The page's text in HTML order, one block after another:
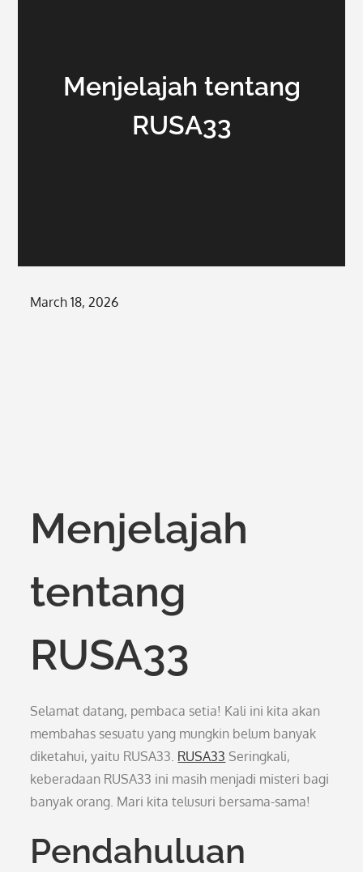
Menjelajah tentang
RUSA33
Posted
March 18, 2026
Menjelajah
tentang
RUSA33
Selamat datang, pembaca setia! Kali ini kita akan
membahas sesuatu yang mungkin belum banyak
diketahui, yaitu RUSA33. RUSA33 Seringkali,
keberadaan RUSA33 ini masih menjadi misteri bagi
banyak orang. Mari kita telusuri bersama-sama!
Pendahuluan